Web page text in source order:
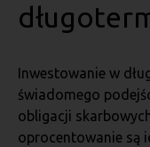
Inwestowanie w
świadomego
obligacji
oprocentowanie są